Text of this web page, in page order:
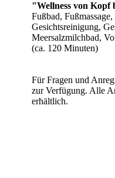
"Wellness von Kopf
Fußbad,
Gesichtsreinigung,
Meersalzmilchbad,
(ca. 120 Minuten)
Für Fragen und
zur Verfügung. Alle
erhältlich.